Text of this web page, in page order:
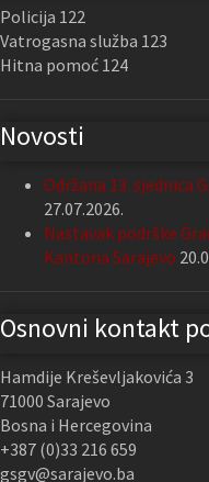
Policija 122
Vatrogasna služba 123
Hitna pomoć 124
Novosti
Održana 13. sjednica
27.07.2026.
Nastavak podrške
Kantona Sarajevo
Osnovni kontakt
Hamdije Kreševljakovića 3
71000 Sarajevo
Bosna i Hercegovina
+387 (0)33 216 659
gsgv@sarajevo.ba